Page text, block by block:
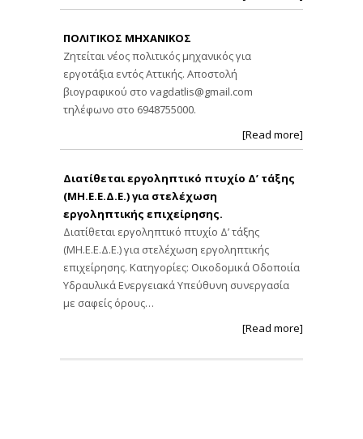
ΠΟΛΙΤΙΚΟΣ ΜΗΧΑΝΙΚΟΣ
Ζητείται νέος πολιτικός μηχανικός για
εργοτάξια εντός Αττικής. Αποστολή
βιογραφικού στο vagdatlis@gmail.com
τηλέφωνο στο 6948755000.
[Read more]
Διατίθεται εργοληπτικό πτυχίο Δ’ τάξης
(ΜΗ.Ε.Ε.Δ.Ε.) για στελέχωση
εργοληπτικής επιχείρησης.
Διατίθεται εργοληπτικό πτυχίο Δ’ τάξης
(ΜΗ.Ε.Ε.Δ.Ε.) για στελέχωση εργοληπτικής
επιχείρησης. Κατηγορίες: Οικοδομικά Οδοποιία
Υδραυλικά Ενεργειακά Υπεύθυνη συνεργασία
με σαφείς όρους…
[Read more]